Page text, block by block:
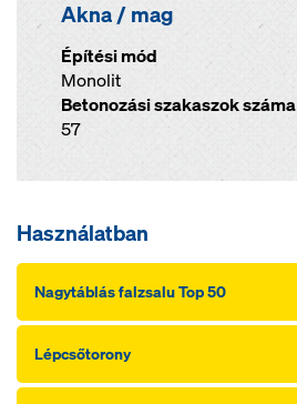
Akna / mag
Építési mód
Monolit
Betonozási szakaszok száma
57
Használatban
Nagytáblás falzsalu Top 50
Lépcsőtorony